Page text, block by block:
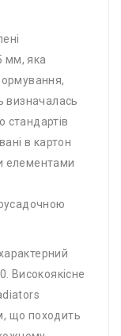
мм, яка
визначалась
стандартів
в картон
елементами
Високоякісне
що походить